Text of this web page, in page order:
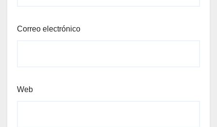
Correo electrónico
Web